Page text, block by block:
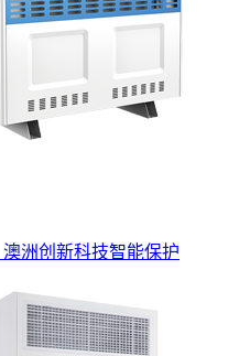
洲创新科技智能保护